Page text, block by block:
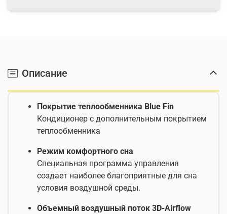
Описание
Покрытие теплообменника Blue Fin
Кондиционер с дополнительным покрытием
теплообменника
Режим комфортного сна
Специальная программа управления
создает наиболее благоприятные для сна
условия воздушной среды.
Объемный воздушный поток 3D-Airflow